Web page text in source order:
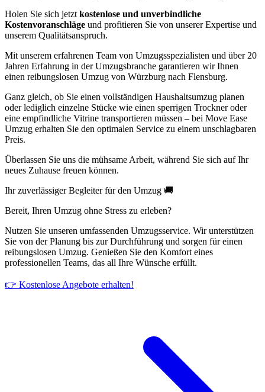
Holen Sie sich jetzt kostenlose und unverbindliche
Kostenvoranschläge und profitieren Sie von unserer Expertise und
unserem Qualitätsanspruch.
Mit unserem erfahrenen Team von Umzugsspezialisten und über 20
Jahren Erfahrung in der Umzugsbranche garantieren wir Ihnen
einen reibungslosen Umzug von Würzburg nach Flensburg.
Ganz gleich, ob Sie einen vollständigen Haushaltsumzug planen
oder lediglich einzelne Stücke wie einen sperrigen Trockner oder
eine empfindliche Vitrine transportieren müssen – bei Move Ease
Umzug erhalten Sie den optimalen Service zu einem unschlagbaren
Preis.
Überlassen Sie uns die mühsame Arbeit, während Sie sich auf Ihr
neues Zuhause freuen können.
Ihr zuverlässiger Begleiter für den Umzug 🚚
Bereit, Ihren Umzug ohne Stress zu erleben?
Nutzen Sie unseren umfassenden Umzugsservice. Wir unterstützen
Sie von der Planung bis zur Durchführung und sorgen für einen
reibungslosen Umzug. Genießen Sie den Komfort eines
professionellen Teams, das all Ihre Wünsche erfüllt.
👉 Kostenlose Angebote erhalten!